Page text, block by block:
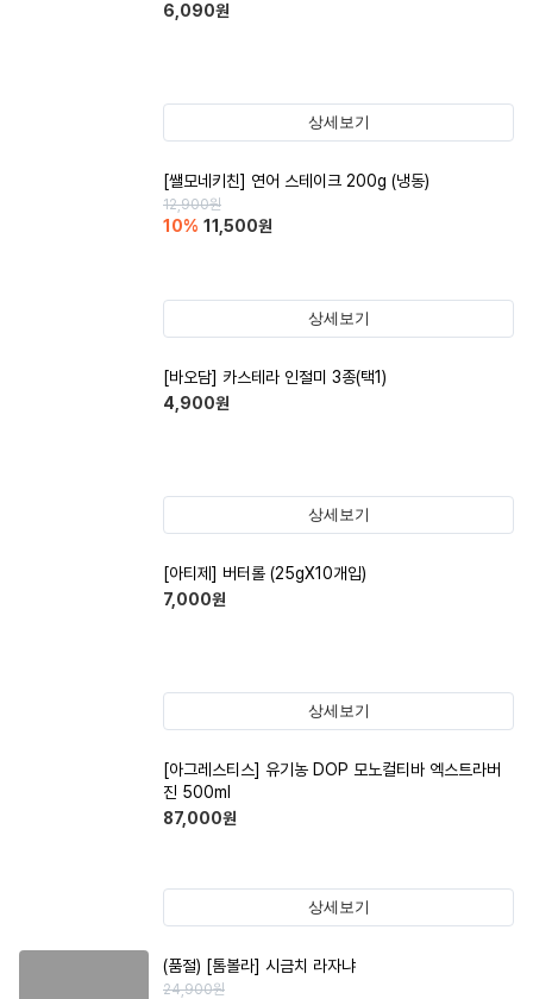
6,090원
상세보기
[쌜모네키친] 연어 스테이크 200g (냉동)
12,900원
10% 11,500원
상세보기
[바오담] 카스테라 인절미 3종(택1)
4,900원
상세보기
[아티제] 버터롤 (25gX10개입)
7,000원
상세보기
[아그레스티스] 유기농 DOP 모노컬티바 엑스트라버
진 500ml
87,000원
상세보기
(품절) [톰볼라] 시금치 라자냐
24,900원